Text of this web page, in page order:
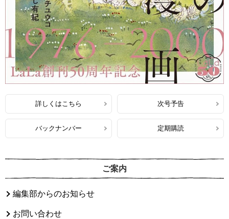
詳しくはこちら 次号予告
バックナンバー 定期購読
ご案内
編集部からのお知らせ
お問い合わせ